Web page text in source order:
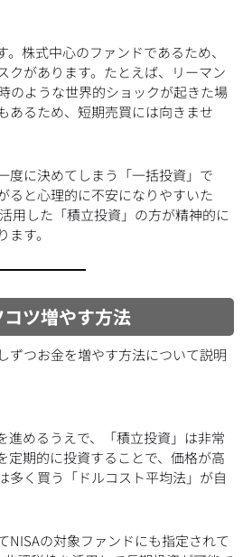
株式中心のファンドであるため、
クがあります。たとえば、リーマン
のような世界的ショックが起きた場
あるため、短期売買には向きませ
度に決めてしまう「一括投資」で
ると心理的に不安になりやすいた
用した「積立投資」の方が精神的に
す。
ツ増やす方法
ずつお金を増やす方法について説明
進めるうえで、「積立投資」は非常
定期的に投資することで、価格が高
多く買う「ドルコスト平均法」が自
NISAの対象ファンドにも指定されて